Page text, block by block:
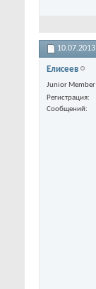
10.07.2013
Елисеев
Junior Member
Регистрация
Сообщений